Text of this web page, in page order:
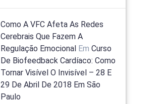
Como A VFC Afeta As Redes
Cerebrais Que Fazem A
Regulação Emocional EmCurso
De Biofeedback Cardíaco: Como
Tornar Visível O Invisível – 28 E
29 De Abril De 2018 Em São
Paulo